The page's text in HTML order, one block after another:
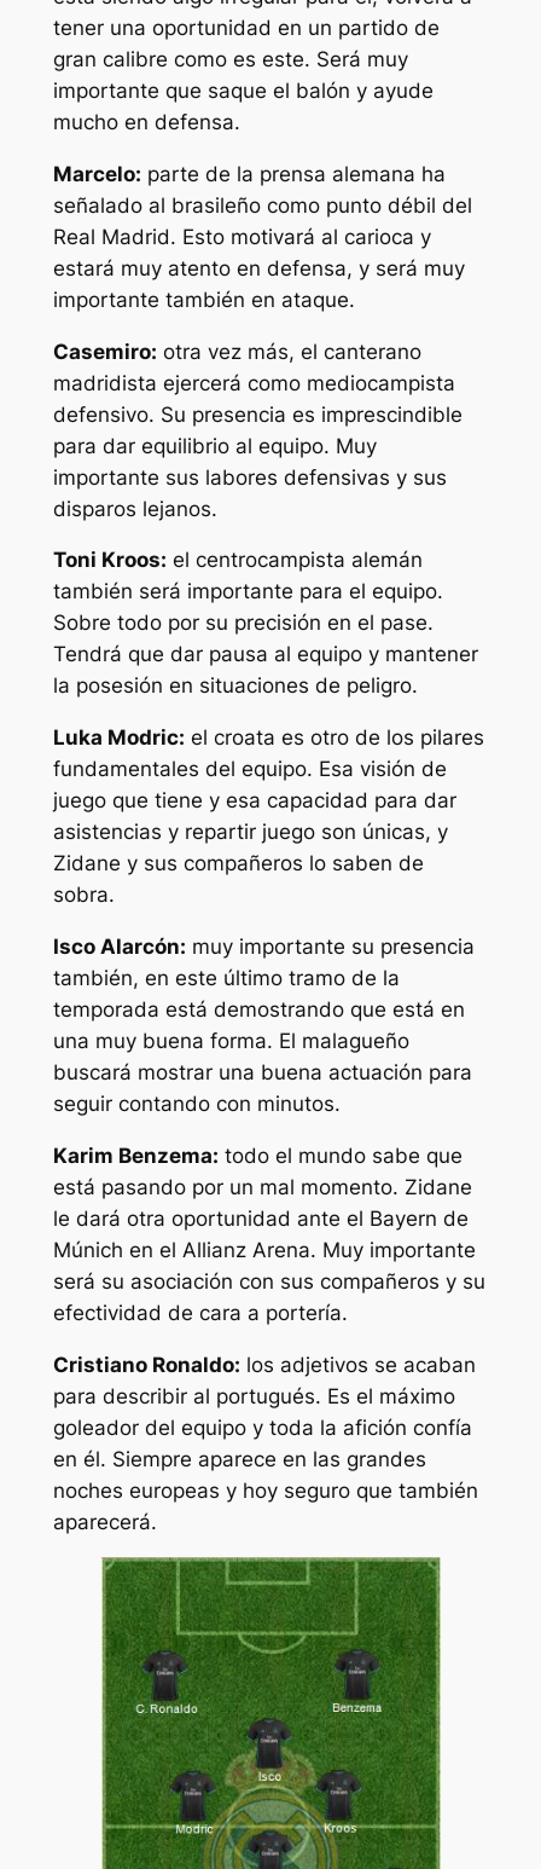
tener una oportunidad en un partido de
gran calibre como es este. Será muy
importante que saque el balón y ayude
mucho en defensa.
Marcelo: parte de la prensa alemana ha
señalado al brasileño como punto débil del
Real Madrid. Esto motivará al carioca y
estará muy atento en defensa, y será muy
importante también en ataque.
Casemiro: otra vez más, el canterano
madridista ejercerá como mediocampista
defensivo. Su presencia es imprescindible
para dar equilibrio al equipo. Muy
importante sus labores defensivas y sus
disparos lejanos.
Toni Kroos: el centrocampista alemán
también será importante para el equipo.
Sobre todo por su precisión en el pase.
Tendrá que dar pausa al equipo y mantener
la posesión en situaciones de peligro.
Luka Modric: el croata es otro de los pilares
fundamentales del equipo. Esa visión de
juego que tiene y esa capacidad para dar
asistencias y repartir juego son únicas, y
Zidane y sus compañeros lo saben de
sobra.
Isco Alarcón: muy importante su presencia
también, en este último tramo de la
temporada está demostrando que está en
una muy buena forma. El malagueño
buscará mostrar una buena actuación para
seguir contando con minutos.
Karim Benzema: todo el mundo sabe que
está pasando por un mal momento. Zidane
le dará otra oportunidad ante el Bayern de
Múnich en el Allianz Arena. Muy importante
será su asociación con sus compañeros y su
efectividad de cara a portería.
Cristiano Ronaldo: los adjetivos se acaban
para describir al portugués. Es el máximo
goleador del equipo y toda la afición confía
en él. Siempre aparece en las grandes
noches europeas y hoy seguro que también
aparecerá.